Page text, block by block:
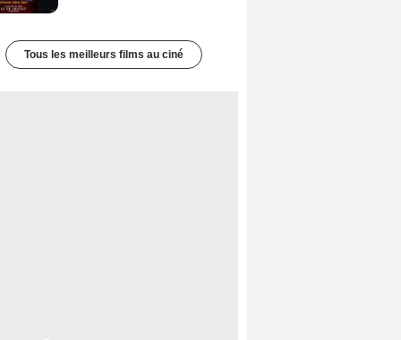
Tous les meilleurs films au ciné